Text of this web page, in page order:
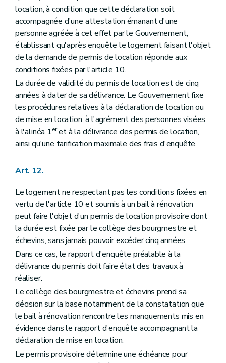
location, à condition que cette déclaration soit
accompagnée d'une attestation émanant d'une
personne agréée à cet effet par le Gouvernement,
établissant qu'après enquête le logement faisant l'objet
de la demande de permis de location réponde aux
conditions fixées par l'article 10.
La durée de validité du permis de location est de cinq
années à dater de sa délivrance. Le Gouvernement fixe
les procédures relatives à la déclaration de location ou
de mise en location, à l'agrément des personnes visées
à l'alinéa 1eret à la délivrance des permis de location,
ainsi qu'une tarification maximale des frais d'enquête.
Art. 12.
Le logement ne respectant pas les conditions fixées en
vertu de l'article 10 et soumis à un bail à rénovation
peut faire l'objet d'un permis de location provisoire dont
la durée est fixée par le collège des bourgmestre et
échevins, sans jamais pouvoir excéder cinq années.
Dans ce cas, le rapport d'enquête préalable à la
délivrance du permis doit faire état des travaux à
réaliser.
Le collège des bourgmestre et échevins prend sa
décision sur la base notamment de la constatation que
le bail à rénovation rencontre les manquements mis en
évidence dans le rapport d'enquête accompagnant la
déclaration de mise en location.
Le permis provisoire détermine une échéance pour